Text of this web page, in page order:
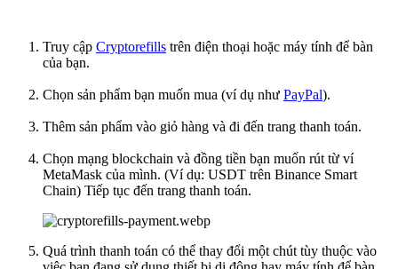
Truy cập Cryptorefills trên điện thoại hoặc máy tính để bàn
của bạn.
Chọn sản phẩm bạn muốn mua (ví dụ như PayPal).
Thêm sản phẩm vào giỏ hàng và đi đến trang thanh toán.
Chọn mạng blockchain và đồng tiền bạn muốn rút từ ví
MetaMask của mình. (Ví dụ: USDT trên Binance Smart
Chain) Tiếp tục đến trang thanh toán.
Quá trình thanh toán có thể thay đổi một chút tùy thuộc vào